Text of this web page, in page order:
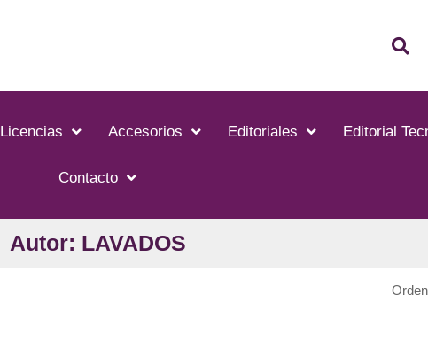
Licencias Accesorios Editoriales Editorial
Contacto
Autor: LAVADOS